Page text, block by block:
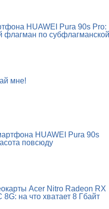
HUAWEI Pura 90s Pro:
флагман по субфлагманской
мне!
HUAWEI Pura 90s
повсюду
Acer Nitro Radeon RX
8G: на что хватает 8 Гбайт